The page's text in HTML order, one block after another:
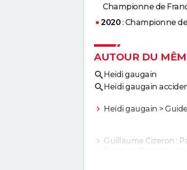
Championne de
2020: Championne
AUTOUR DU
Heidi gaugain
Heïdi gaugain
Heïdi gaugain > Guide
Guillaume Cizeron :
Fournier Beaudry...